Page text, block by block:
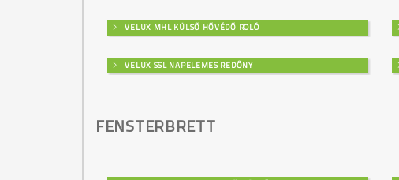
VELUX MHL KÜLSŐ HŐVÉDŐ ROLÓ
VELUX SSL NAPELEMES REDŐNY
FENSTERBRETT